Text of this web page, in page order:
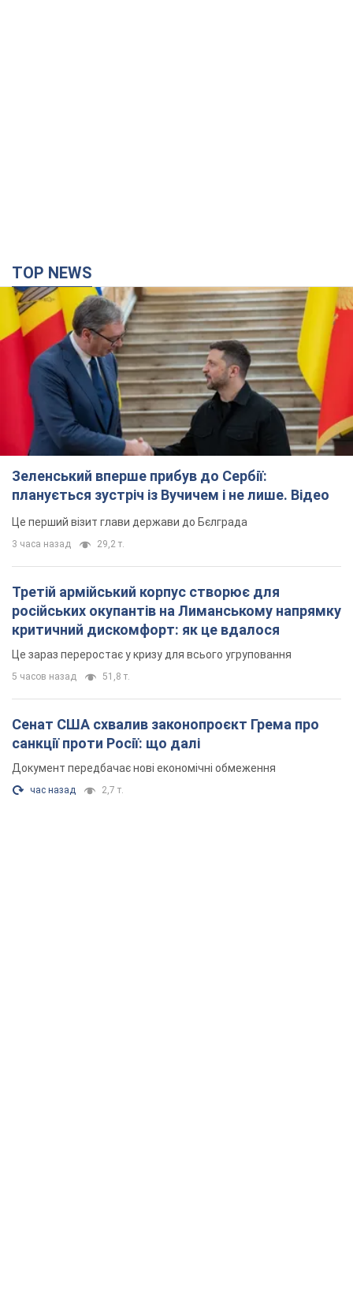
TOP NEWS
Зеленський вперше прибув до Сербії:
планується зустріч із Вучичем і не лише. Відео
Це перший візит глави держави до Бєлграда
3 часа назад 29,2 т.
Третій армійський корпус створює для
російських окупантів на Лиманському напрямку
критичний дискомфорт: як це вдалося
Це зараз переростає у кризу для всього угруповання
5 часов назад 51,8 т.
Сенат США схвалив законопроєкт Грема про
санкції проти Росії: що далі
Документ передбачає нові економічні обмеження
час назад 2,7 т.